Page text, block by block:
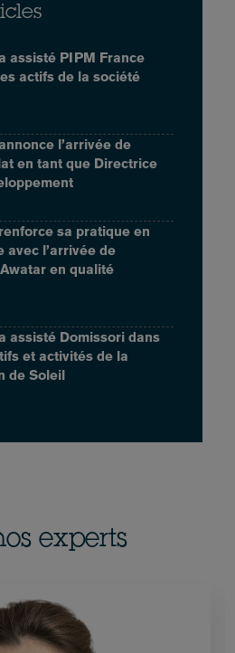
assisté PIPM France
actifs de la société
l’arrivée de
en tant que Directrice
sa pratique en
avec l’arrivée de
en qualité
assisté Domissori dans
et activités de la
de Soleil
experts